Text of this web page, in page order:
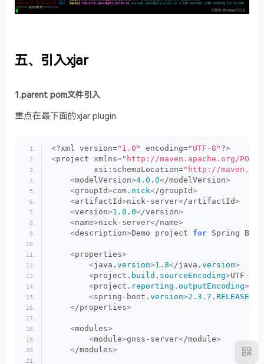
五、引入xjar
1.parent pom文件引入
重点在最下面的xjar plugin
<?xml version="1.0" encoding="UTF-8" ?>
<project xmlns="http://maven.apache.org/POM/
         xsi:schemaLocation=
"http://
<modelVersion>4.0 . 0</modelVersion>
<groupId>com. nick</groupId>
<artifactId>nick-server</artifactId>
<version>1.0 . 0</version>
<name>nick-server</name>
<description>Demo project for Spring Boot
<properties>
<java. version>1.8</java. version>
<project. build . sourceEncoding>UTF-
<project. reporting . outputEncoding>
<spring-boot. version>2.3 . 7 . RELEASE
</properties>
<modules>
<module>gnss-server</module>
</modules>